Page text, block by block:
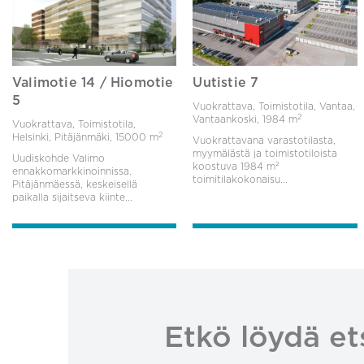
Valimotie 14 / Hiomotie
5
Vuokrattava, Toimistotila,
Helsinki, Pitäjänmäki, 15000 m2
Uudiskohde Valimo
ennakkomarkkinoinnissa.
Pitäjänmäessä, keskeisellä
paikalla sijaitseva kiinte...
Uutistie 7
Vuokrattava, Toimistotila, Vantaa,
Vantaankoski,1984 m2
Vuokrattavana varastotilasta,
myymälästä ja toimistotiloista
koostuva 1984 m²
toimitilakokonaisu...
Etkö löydä